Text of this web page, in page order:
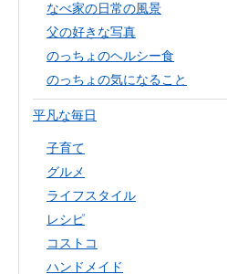
なべ家の日常の風景
父の好きな写真
のっちょのヘルシー食
のっちょの気になること
平凡な毎日
子育て
グルメ
ライフスタイル
レシピ
コストコ
ハンドメイド